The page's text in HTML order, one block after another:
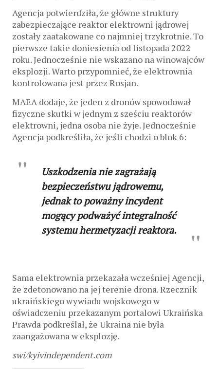
Agencja potwierdziła, że główne struktury
zabezpieczające reaktor elektrowni jądrowej
zostały zaatakowane co najmniej trzykrotnie. To
pierwsze takie doniesienia od listopada 2022
roku. Jednocześnie nie wskazano na winowajców
eksplozji. Warto przypomnieć, że elektrownia
kontrolowana jest przez Rosjan.
MAEA dodaje, że jeden z dronów spowodował
fizyczne skutki w jednym z sześciu reaktorów
elektrowni, jedna osoba nie żyje. Jednocześnie
Agencja podkreśliła, że jeśli chodzi o blok 6:
Uszkodzenia nie zagrażają
bezpieczeństwu jądrowemu,
jednak to poważny incydent
mogący podważyć integralność
systemu hermetyzacji reaktora.
Sama elektrownia przekazała wcześniej Agencji,
że zdetonowano na jej terenie drona. Rzecznik
ukraińskiego wywiadu wojskowego w
oświadczeniu przekazanym portalowi Ukraińska
Prawda podkreślał, że Ukraina nie była
zaangażowana w eksplozję.
swi/kyivindependent.com